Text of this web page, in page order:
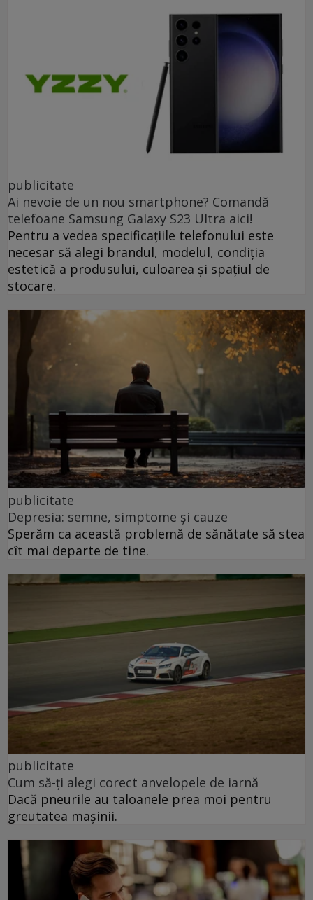
publicitate
Ai nevoie de un nou smartphone? Comandă
telefoane Samsung Galaxy S23 Ultra aici!
Pentru a vedea specificațiile telefonului este
necesar să alegi brandul, modelul, condiția
estetică a produsului, culoarea și spațiul de
stocare.
publicitate
Depresia: semne, simptome și cauze
Sperăm ca această problemă de sănătate să stea
cît mai departe de tine.
publicitate
Cum să-ți alegi corect anvelopele de iarnă
Dacă pneurile au taloanele prea moi pentru
greutatea mașinii.